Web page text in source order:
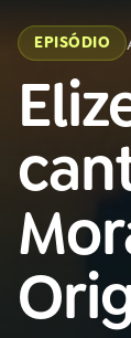
Buscar
na
Rádio
Nacional
01
02A
na
Rádio
Nacional
EPISÓDIO